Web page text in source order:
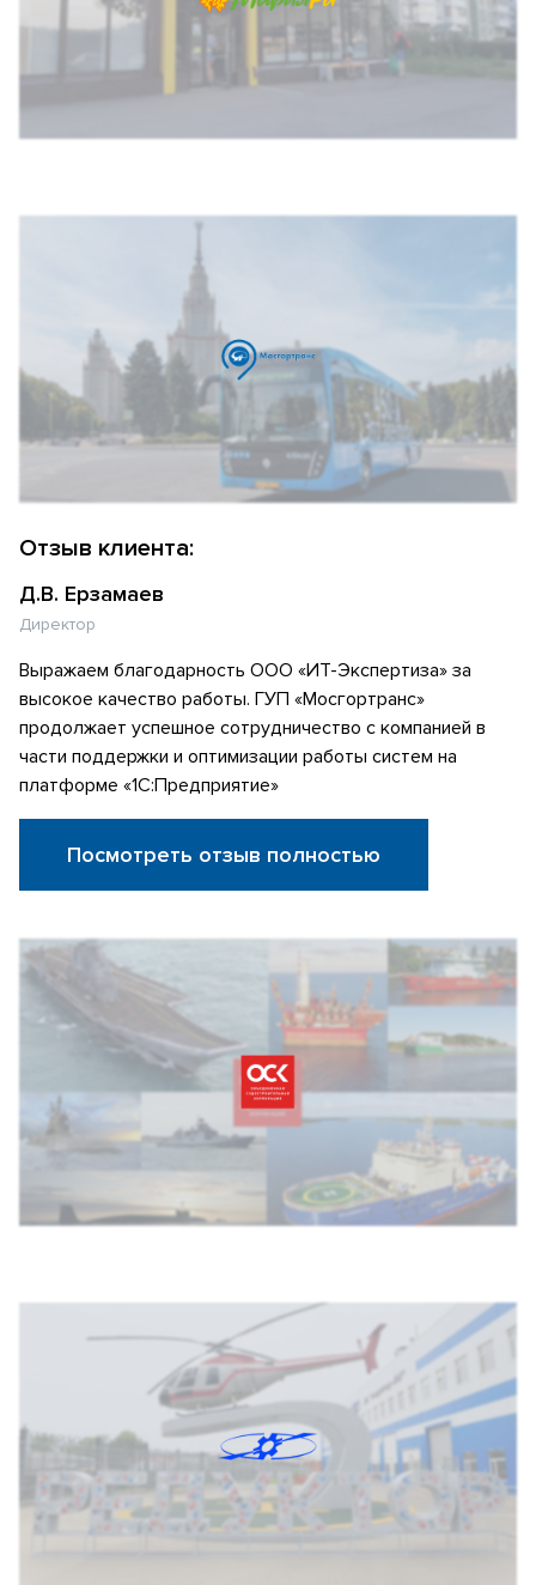
Отзыв клиента:
Д.В. Ерзамаев
Директор
Выражаем благодарность ООО «ИТ-Экспертиза» за
высокое качество работы. ГУП «Мосгортранс»
продолжает успешное сотрудничество с компанией в
части поддержки и оптимизации работы систем на
платформе «1С:Предприятие»
Посмотреть отзыв полностью